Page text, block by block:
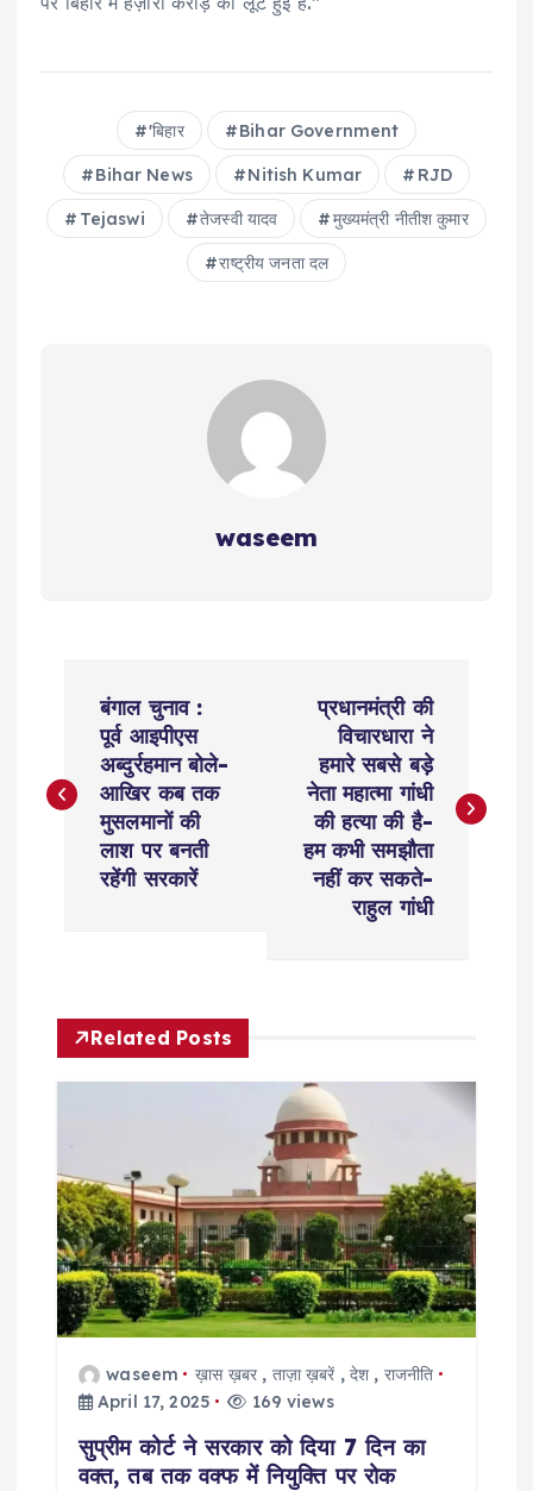
'बिहार Bihar Government
Bihar News Nitish Kumar RJD
Tejaswi तेजस्‍वी यादव मुख्‍यमंत्री न‍ीतीश कुमार
राष्ट्रीय जनता दल
waseem
s
v
a
t
बंगाल चुनाव :
पूर्व आइपीएस
अब्दुर्रहमान बोले-
आखिर कब तक
मुसलमानों की
लाश पर बनती
रहेंगी सरकारें
प्रधानमंत्री की
विचारधारा ने
हमारे सबसे बड़े
नेता महात्मा गांधी
की हत्या की है-
हम कभी समझौता
नहीं कर सकते-
राहुल गांधी
Related Posts
waseem ख़ास ख़बर , ताज़ा ख़बरें , देश , राजनीति
April 17, 2025
169 views
सुप्रीम कोर्ट ने सरकार को दिया 7 दिन का
वक्त, तब तक वक्फ में नियुक्ति पर रोक